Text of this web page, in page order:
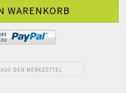
AUF DEN MERKZETTEL